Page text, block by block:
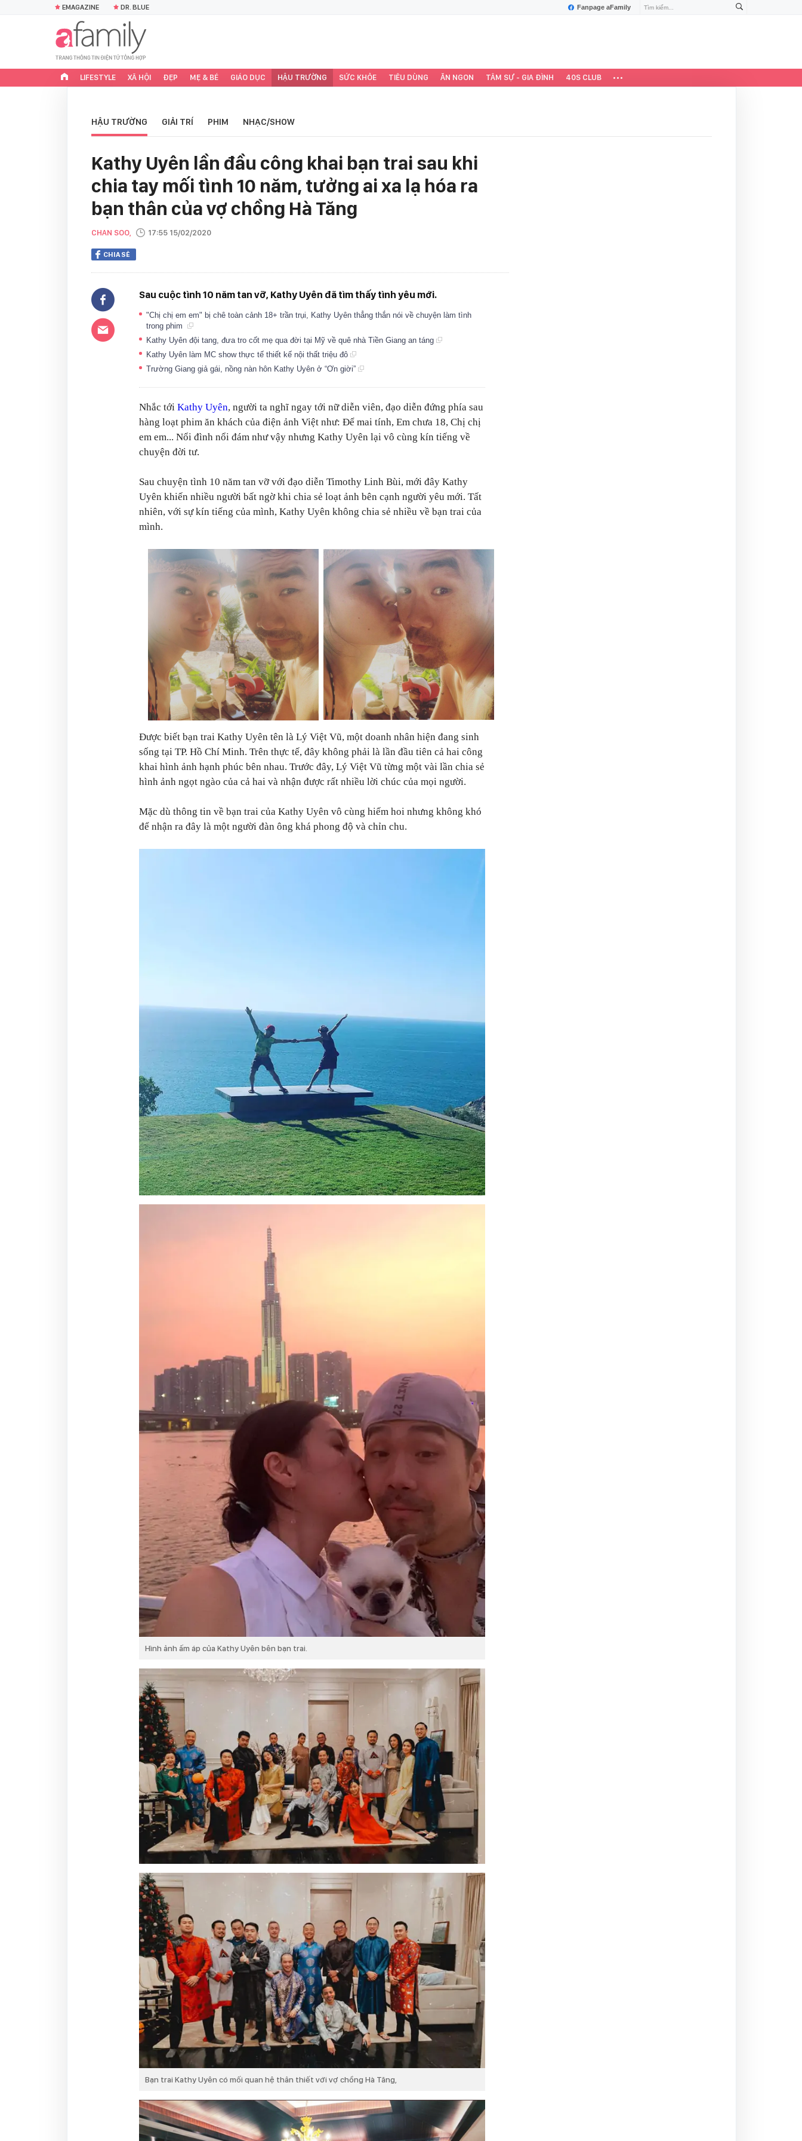
Fanpage aFamily
EMAGAZINE DR. BLUE
LIFESTYLE XÃ HỘI ĐẸP MẸ & BÉ GIÁO DỤC HẬU TRƯỜNG SỨC KHỎE TIÊU DÙNG ĂN NGON TÂM SỰ - GIA ĐÌNH 40S CLUB
HẬU TRƯỜNG GIẢI TRÍ PHIM NHẠC/SHOW
Kathy Uyên lần đầu công khai bạn trai sau khi
chia tay mối tình 10 năm, tưởng ai xa lạ hóa ra
bạn thân của vợ chồng Hà Tăng
CHAN SOO, 17:55 15/02/2020
CHIA SẺ
Sau cuộc tình 10 năm tan vỡ, Kathy Uyên đã tìm thấy tình yêu mới.
"Chị chị em em" bị chê toàn cảnh 18+ trần trụi, Kathy Uyên thẳng thắn nói về chuyện làm tình
trong phim
Kathy Uyên đội tang, đưa tro cốt mẹ qua đời tại Mỹ về quê nhà Tiền Giang an táng
Kathy Uyên làm MC show thực tế thiết kế nội thất triệu đô
Trường Giang giả gái, nồng nàn hôn Kathy Uyên ở “Ơn giời”
Nhắc tới Kathy Uyên, người ta nghĩ ngay tới nữ diễn viên, đạo diễn đứng phía sau
hàng loạt phim ăn khách của điện ảnh Việt như: Để mai tính, Em chưa 18, Chị chị
em em... Nổi đình nổi đám như vậy nhưng Kathy Uyên lại vô cùng kín tiếng về
chuyện đời tư.
Sau chuyện tình 10 năm tan vỡ với đạo diễn Timothy Linh Bùi, mới đây Kathy
Uyên khiến nhiều người bất ngờ khi chia sẻ loạt ảnh bên cạnh người yêu mới. Tất
nhiên, với sự kín tiếng của mình, Kathy Uyên không chia sẻ nhiều về bạn trai của
mình.
Được biết bạn trai Kathy Uyên tên là Lý Việt Vũ, một doanh nhân hiện đang sinh
sống tại TP. Hồ Chí Minh. Trên thực tế, đây không phải là lần đầu tiên cả hai công
khai hình ảnh hạnh phúc bên nhau. Trước đây, Lý Việt Vũ từng một vài lần chia sẻ
hình ảnh ngọt ngào của cả hai và nhận được rất nhiều lời chúc của mọi người.
Mặc dù thông tin về bạn trai của Kathy Uyên vô cùng hiếm hoi nhưng không khó
để nhận ra đây là một người đàn ông khá phong độ và chỉn chu.
Hình ảnh ấm áp của Kathy Uyên bên bạn trai.
Bạn trai Kathy Uyên có mối quan hệ thân thiết với vợ chồng Hà Tăng,